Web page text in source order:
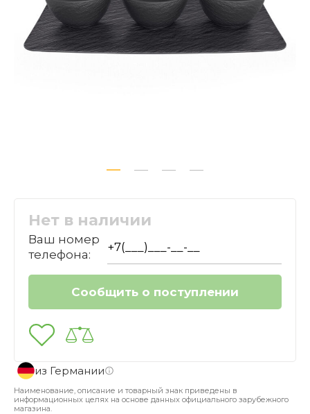
Нет в наличии
Ваш номер
телефона:
из Германии
Наименование, описание и товарный знак приведены в
информационных целях на основе данных официального зарубежного
магазина.